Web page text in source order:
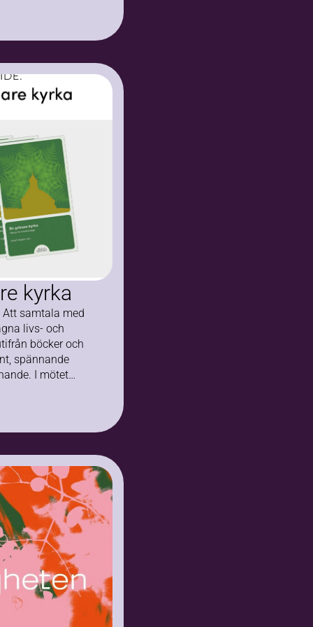
kyrka
Att samtala med
livs- och
böcker och
spännande
I mötet